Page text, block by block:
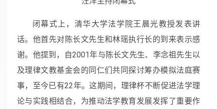
闭幕式上，清华大学法学院王晨光教授发表讲
话。他首先对陈长文先生和林瑶执行长的到来表示感
谢。他提到，自2001年与陈长文先生、李念祖先生以
及理律文教基金会的同仁们共同探讨筹办模拟法庭赛
事，至今已有22年。这期间，理律杯不断促进法学理
论与实践相结合，为推动法学教育发展发挥了重要作